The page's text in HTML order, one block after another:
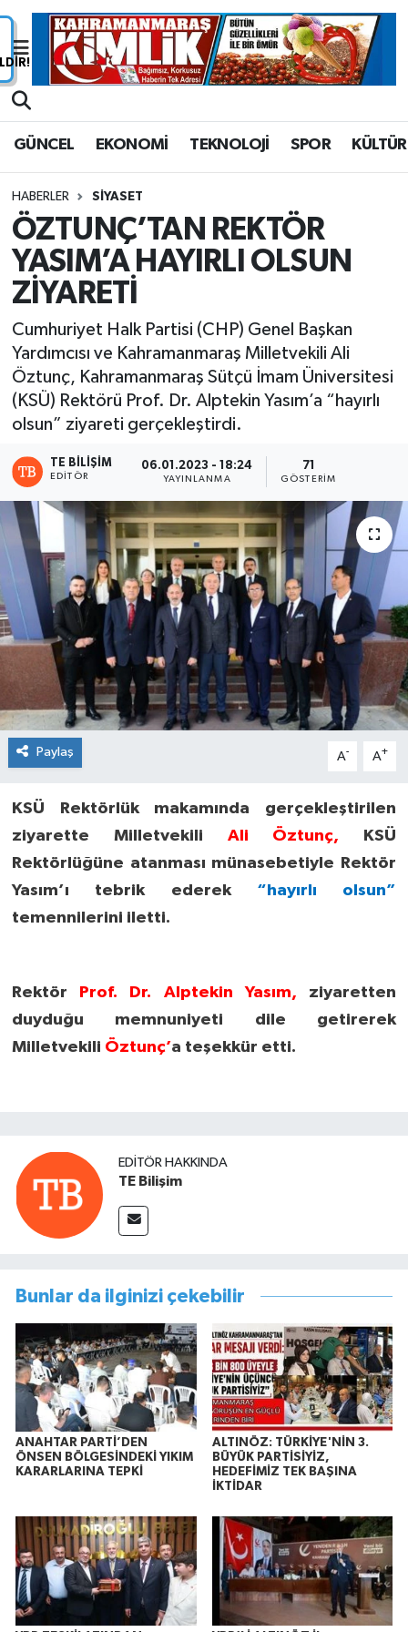
GÜNCEL EKONOMİ TEKNOLOJİ SPOR KÜLTÜR
HABERLER SİYASET
ÖZTUNÇ’TAN REKTÖR
YASIM’A HAYIRLI OLSUN
ZİYARETİ
Cumhuriyet Halk Partisi (CHP) Genel Başkan
Yardımcısı ve Kahramanmaraş Milletvekili Ali
Öztunç, Kahramanmaraş Sütçü İmam Üniversitesi
(KSÜ) Rektörü Prof. Dr. Alptekin Yasım’a “hayırlı
olsun” ziyareti gerçekleştirdi.
TE BILIŞIM
EDITÖR
06.01.2023 - 18:24
YAYINLANMA
71
GÖSTERIM
Paylaş A- A+
KSÜ Rektörlük makamında gerçekleştirilen
ziyarette Milletvekili Ali Öztunç,
KSÜ
Rektörlüğüne atanması münasebetiyle Rektör
Yasım’ı tebrik ederek “hayırlı olsun”
temennilerini iletti.
Rektör Prof. Dr. Alptekin Yasım, ziyaretten
duyduğu memnuniyeti dile getirerek
Milletvekili Öztunç’a teşekkür etti.
EDITÖR HAKKINDA
TE Bilişim
Bunlar da ilginizi çekebilir
ANAHTAR PARTİ’DEN
ÖNSEN BÖLGESİNDEKİ YIKIM
KARARLARINA TEPKİ
ALTINÖZ: TÜRKİYE'NİN 3.
BÜYÜK PARTİSİYİZ,
HEDEFİMİZ TEK BAŞINA
İKTİDAR
Nöbetçi Eczaneler
Süper Lig Puan Durumu ve Fikstür
Tüm Manşetler
Son Dakika Haberleri
Haber Arşivi